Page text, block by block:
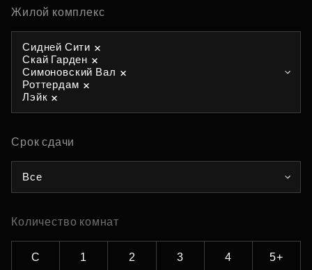
Жилой комплекс
Сидней Сити
Скай Гарден
Симоновский Вал
Роттердам
Лэйк
Срок сдачи
Все
Количество комнат
С 1 2 3 4 5+